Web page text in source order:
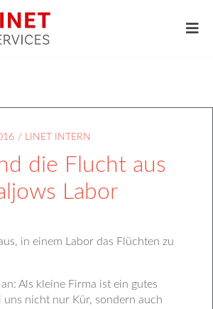
/ LINET INTERN
die Flucht aus
Labor
in einem Labor das Flüchten zu
Als kleine Firma ist ein gutes
uns nicht nur Kür, sondern auch